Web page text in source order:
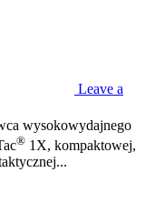
Leave a
wysokowydajnego
® 1X, kompaktowej,